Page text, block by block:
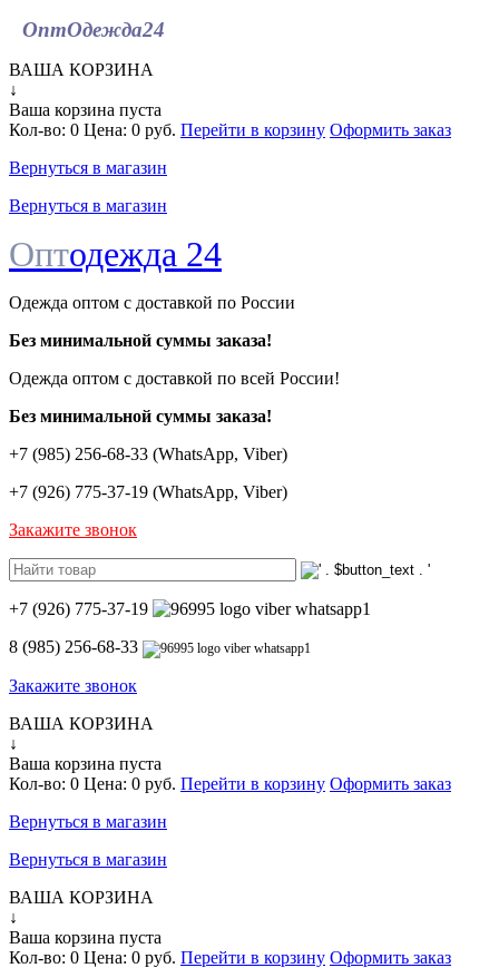
ОптОдежда24
ВАША КОРЗИНА
↓
Ваша корзина пуста
Кол-во: 0 Цена: 0 руб. Перейти в корзину Оформить заказ
Вернуться в магазин
Вернуться в магазин
Оптодежда 24
Одежда оптом с доставкой по России
Без минимальной суммы заказа!
Одежда оптом c доставкой по всей России!
Без минимальной суммы заказа!
+7 (985) 256-68-33 (WhatsApp, Viber)
+7 (926) 775-37-19 (WhatsApp, Viber)
Закажите звонок
+7 (926) 775-37-19
8 (985) 256-68-33
Закажите звонок
ВАША КОРЗИНА
↓
Ваша корзина пуста
Кол-во: 0 Цена: 0 руб. Перейти в корзину Оформить заказ
Вернуться в магазин
Вернуться в магазин
ВАША КОРЗИНА
↓
Ваша корзина пуста
Кол-во: 0 Цена: 0 руб. Перейти в корзину Оформить заказ